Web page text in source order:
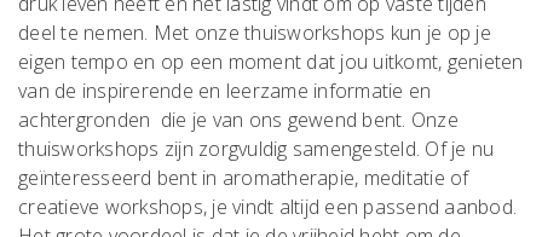
deel te nemen. Met onze thuisworkshops kun je op je
eigen tempo en op een moment dat jou uitkomt, genieten
van de inspirerende en leerzame informatie en
achtergronden die je van ons gewend bent. Onze
thuisworkshops zijn zorgvuldig samengesteld. Of je nu
geïnteresseerd bent in aromatherapie, meditatie of
creatieve workshops, je vindt altijd een passend aanbod.